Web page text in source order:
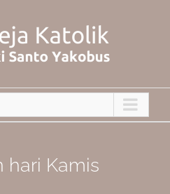
hari Kamis